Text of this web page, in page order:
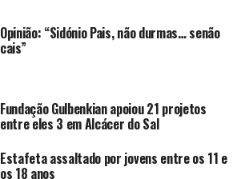
Opinião: “Sidónio Pais, não durmas… senão
cais”
Fundação Gulbenkian apoiou 21 projetos
entre eles 3 em Alcácer do Sal
Estafeta assaltado por jovens entre os 11 e
os 18 anos